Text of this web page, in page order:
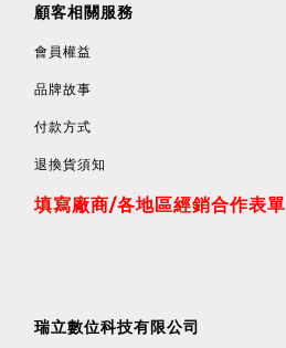
顧客相關服務
會員權益
品牌故事
付款方式
退換貨須知
填寫廠商/各地區經銷合作表單
瑞立數位科技有限公司